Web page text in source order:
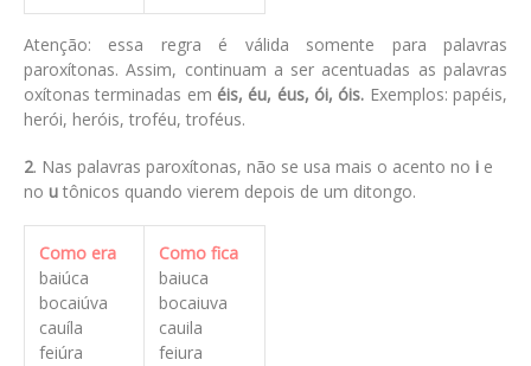
Atenção: essa regra é válida somente para palavras
paroxítonas. Assim, continuam a ser acentuadas as palavras
oxítonas terminadas em éis, éu, éus, ói, óis. Exemplos: papéis,
herói, heróis, troféu, troféus.
2. Nas palavras paroxítonas, não se usa mais o acento no i e
no u tônicos quando vierem depois de um ditongo.
Como era
baiúca
bocaiúva
cauíla
feiúra
Como fica
baiuca
bocaiuva
cauila
feiura